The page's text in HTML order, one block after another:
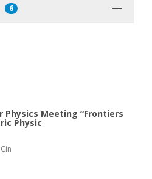
6
Physics Meeting “Frontiers
Physic